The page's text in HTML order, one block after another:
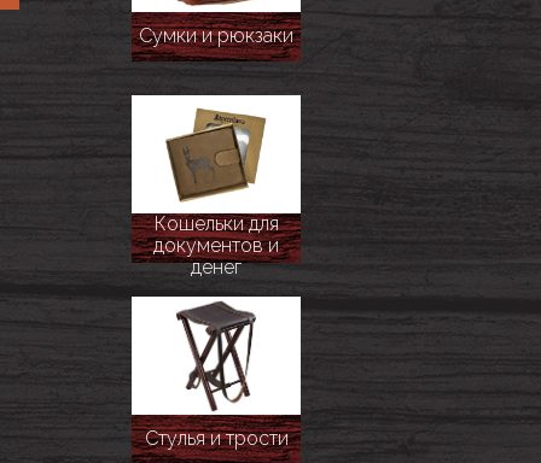
Сумки и рюкзаки
Кошельки для
документов и
денег
Стулья и трости